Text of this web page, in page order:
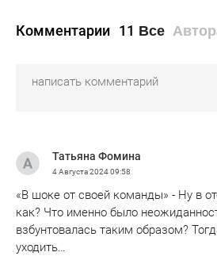
Комментарии 11 Все
Татьяна Фомина
4 Августа 202409:58
«В шоке от своей команды» - Ну в
как? Что именно было
взбунтовалась таким образом?
уходить…